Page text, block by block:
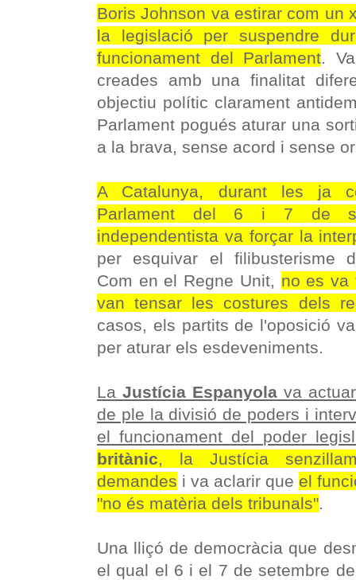
Boris Johnson va estirar com un
la legislació per suspendre
funcionament del Parlament.
creades amb una finalitat
objectiu polític clarament
Parlament pogués aturar una
a la brava, sense acord i sense
A Catalunya, durant les ja
Parlament del 6 i 7 de
independentista va forçar la
per esquivar el filibusterisme
Com en el Regne Unit, no es va
van tensar les costures dels
casos, els partits de l'oposició
per aturar els esdeveniments.
La Justícia Espanyola va
de ple la divisió de poders i
el funcionament del poder
britànic, la Justícia
demandes i va aclarir que el
"no és matèria dels tribunals".
Una lliçó de democràcia que
el qual el 6 i el 7 de setembre